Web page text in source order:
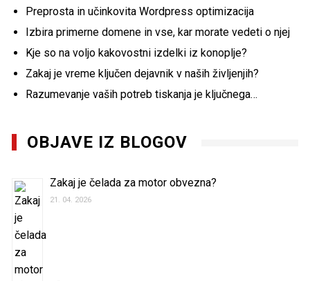
Preprosta in učinkovita Wordpress optimizacija
Izbira primerne domene in vse, kar morate vedeti o njej
Kje so na voljo kakovostni izdelki iz konoplje?
Zakaj je vreme ključen dejavnik v naših življenjih?
Razumevanje vaših potreb tiskanja je ključnega…
OBJAVE IZ BLOGOV
Zakaj je čelada za motor obvezna?
21. 04. 2026